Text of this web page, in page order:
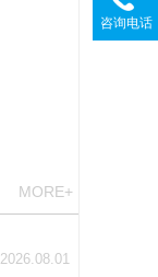
MORE+
2026.08.01
咨询电话